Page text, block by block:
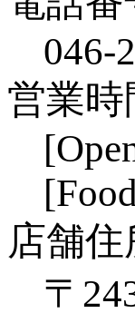
046-
営業時
店舗住
〒